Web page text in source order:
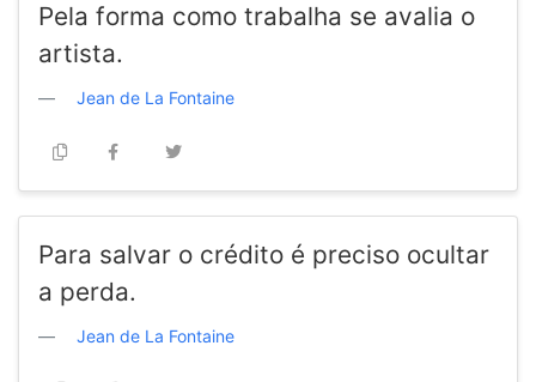
Pela forma como trabalha se avalia o
artista.
Jean de La Fontaine
Para salvar o crédito é preciso ocultar
a perda.
Jean de La Fontaine